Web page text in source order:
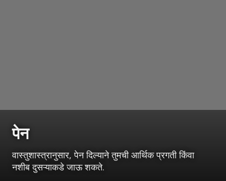
पेन
वास्तुशास्त्रानुसार, पेन दिल्याने तुमची आर्थिक प्रगती किंवा
नशीब दुसऱ्याकडे जाऊ शकते.